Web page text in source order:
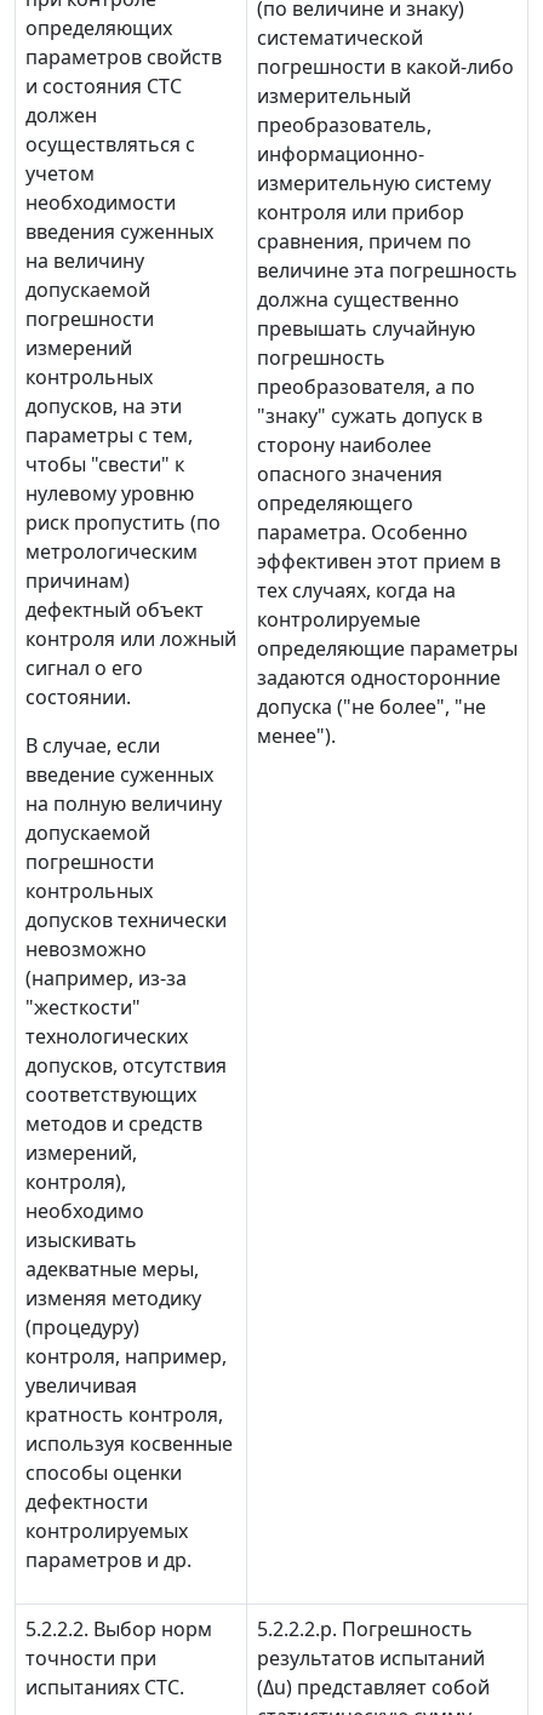
определяющих
параметров свойств
и состояния СТС
должен
осуществляться с
учетом
необходимости
введения суженных
на величину
допускаемой
погрешности
измерений
контрольных
допусков, на эти
параметры с тем,
чтобы "свести" к
нулевому уровню
риск пропустить (по
метрологическим
причинам)
дефектный объект
контроля или ложный
сигнал о его
состоянии.
В случае, если
введение суженных
на полную величину
допускаемой
погрешности
контрольных
допусков технически
невозможно
(например, из-за
"жесткости"
технологических
допусков, отсутствия
соответствующих
методов и средств
измерений,
контроля),
необходимо
изыскивать
адекватные меры,
изменяя методику
(процедуру)
контроля, например,
увеличивая
кратность контроля,
используя косвенные
способы оценки
дефектности
контролируемых
параметров и др.
(по величине и знаку)
систематической
погрешности в какой-либо
измерительный
преобразователь,
информационно-
измерительную систему
контроля или прибор
сравнения, причем по
величине эта погрешность
должна существенно
превышать случайную
погрешность
преобразователя, а по
"знаку" сужать допуск в
сторону наиболее
опасного значения
определяющего
параметра. Особенно
эффективен этот прием в
тех случаях, когда на
контролируемые
определяющие параметры
задаются односторонние
допуска ("не более", "не
менее").
5.2.2.2. Выбор норм
точности при
испытаниях СТС.
5.2.2.2.р. Погрешность
результатов испытаний
(Δu) представляет собой